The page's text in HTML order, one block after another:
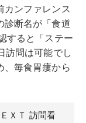
カンファレンス
診断名が「食道
すると「ステー
訪問は可能でし
、毎食胃瘻から
ＸＴ 訪問看